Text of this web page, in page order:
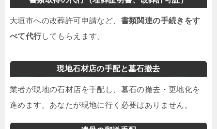
大垣市への改葬許可申請など、 書類関連の手続きをす
べて代行してもらえます。
現地石材店の手配と墓石撤去
業者が現地の石材店を手配し、墓石の撤去・更地化を
進めます。あなたが現地に行く必要はありません。